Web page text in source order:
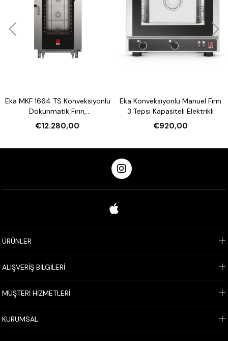
Eka MKF 1664 TS Konveksiyonlu
Dokunmatik Fırın,
Nemlendirmeli 16 Tepsi
Kapasiteli Elektrikli
€12.280,00
Eka Konveksiyonlu Manuel Fırın
3 Tepsi Kapasiteli Elektrikli
€920,00
ÜRÜNLER
ALIŞVERİŞ BİLGİLERİ
MÜŞTERİ HİZMETLERİ
KURUMSAL